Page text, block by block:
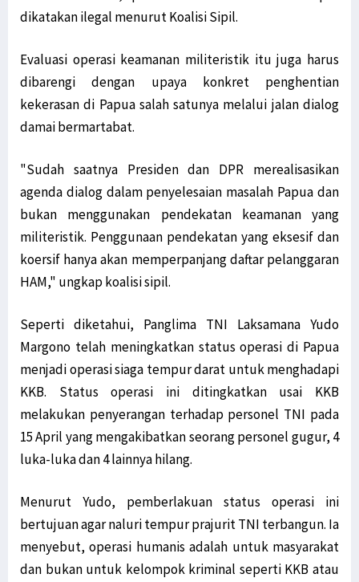
dikatakan ilegal menurut Koalisi Sipil.
Evaluasi operasi keamanan militeristik itu juga harus
dibarengi dengan upaya konkret penghentian
kekerasan di Papua salah satunya melalui jalan dialog
damai bermartabat.
"Sudah saatnya Presiden dan DPR merealisasikan
agenda dialog dalam penyelesaian masalah Papua dan
bukan menggunakan pendekatan keamanan yang
militeristik. Penggunaan pendekatan yang eksesif dan
koersif hanya akan memperpanjang daftar pelanggaran
HAM," ungkap koalisi sipil.
Seperti diketahui, Panglima TNI Laksamana Yudo
Margono telah meningkatkan status operasi di Papua
menjadi operasi siaga tempur darat untuk menghadapi
KKB. Status operasi ini ditingkatkan usai KKB
melakukan penyerangan terhadap personel TNI pada
15 April yang mengakibatkan seorang personel gugur, 4
luka-luka dan 4 lainnya hilang.
Menurut Yudo, pemberlakuan status operasi ini
bertujuan agar naluri tempur prajurit TNI terbangun. Ia
menyebut, operasi humanis adalah untuk masyarakat
dan bukan untuk kelompok kriminal seperti KKB atau